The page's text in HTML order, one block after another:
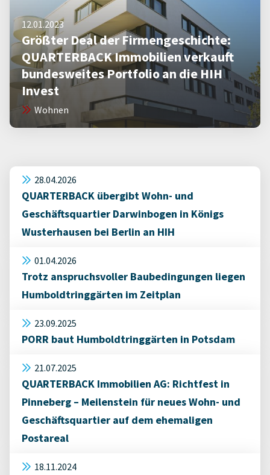
12.01.2023
Größter Deal der Firmengeschichte:
QUARTERBACK Immobilien verkauft
bundesweites Portfolio an die HIH
Invest
Wohnen
28.04.2026
QUARTERBACK übergibt Wohn- und
Geschäftsquartier Darwinbogen in Königs
Wusterhausen bei Berlin an HIH
01.04.2026
Trotz anspruchsvoller Baubedingungen liegen
Humboldtringgärten im Zeitplan
23.09.2025
PORR baut Humboldtringgärten in Potsdam
21.07.2025
QUARTERBACK Immobilien AG: Richtfest in
Pinneberg – Meilenstein für neues Wohn- und
Geschäftsquartier auf dem ehemaligen
Postareal
18.11.2024